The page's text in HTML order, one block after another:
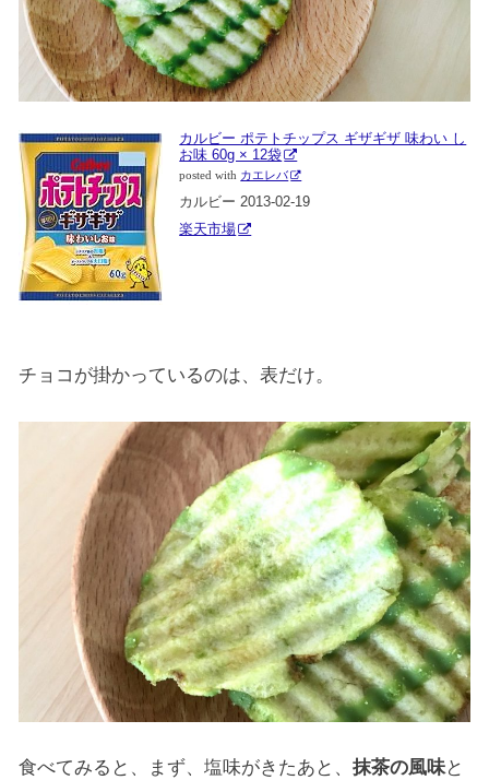
カルビー ポテトチップス ギザギザ 味わい し
お味 60g × 12袋
posted with カエレバ
カルビー 2013-02-19
楽天市場
チョコが掛かっているのは、表だけ。
食べてみると、まず、塩味がきたあと、抹茶の風味と